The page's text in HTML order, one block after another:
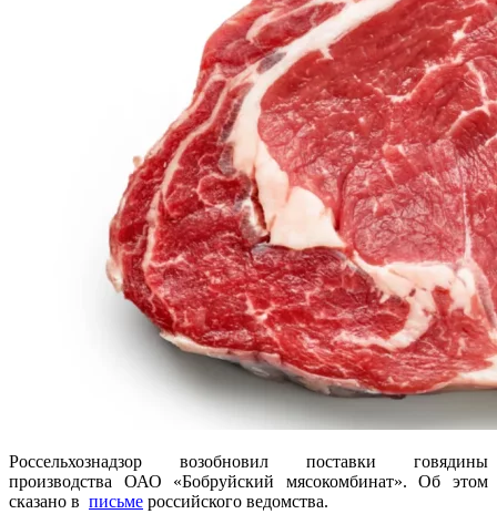
Россельхознадзор возобновил поставки говядины
производства ОАО «Бобруйский мясокомбинат». Об этом
сказано в письме российского ведомства.